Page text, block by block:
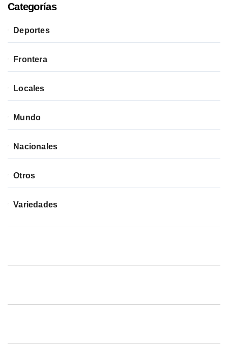
Categorías
Deportes
Frontera
Locales
Mundo
Nacionales
Otros
Variedades